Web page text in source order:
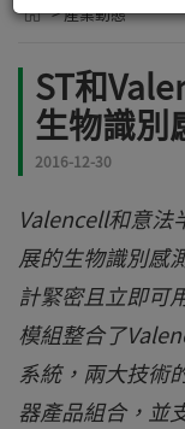
> 產業動態
ST和
生物識別
2016-12-30
Valencell和意法
展的生物識別感
計緊密且立即可
模組整合了
系統，兩大技術
器產品組合，並
您
E-
mail